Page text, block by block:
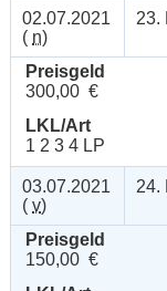
02.07.2021
( n)
23.
Preisgeld
300,00 €
LKL/Art
1 2 3 4 LP
03.07.2021
( v)
24.
Preisgeld
150,00 €